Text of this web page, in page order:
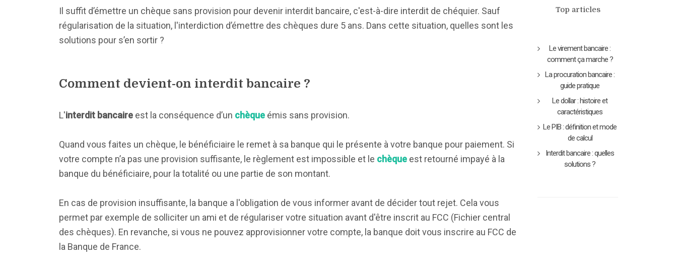
Il suffit d’émettre un chèque sans provision pour devenir interdit bancaire, c'est-à-dire interdit de chéquier. Sauf
régularisation de la situation, l'interdiction d’émettre des chèques dure 5 ans. Dans cette situation, quelles sont les
solutions pour s’en sortir ?
Comment devient-on interdit bancaire ?
L'interdit bancaire est la conséquence d’un chèque émis sans provision.
Quand vous faites un chèque, le bénéficiaire le remet à sa banque qui le présente à votre banque pour paiement. Si
votre compte n’a pas une provision suffisante, le règlement est impossible et le chèque est retourné impayé à la
banque du bénéficiaire, pour la totalité ou une partie de son montant.
En cas de provision insuffisante, la banque a l'obligation de vous informer avant de décider tout rejet. Cela vous
permet par exemple de solliciter un ami et de régulariser votre situation avant d'être inscrit au FCC (Fichier central
des chèques). En revanche, si vous ne pouvez approvisionner votre compte, la banque doit vous inscrire au FCC de
la Banque de France.
Top articles
Le virement bancaire :
comment ça marche ?
La procuration bancaire :
guide pratique
Le dollar : histoire et
caractéristiques
Le PIB : définition et mode
de calcul
Interdit bancaire : quelles
solutions ?